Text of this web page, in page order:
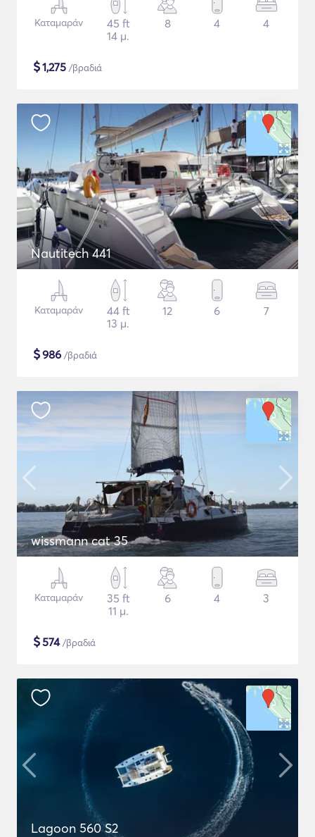
Καταμαράν
45 ft
14 μ.
8 4 4
$1,275 /βραδιά
Nautitech 441
Καταμαράν
44 ft
13 μ.
12 6 7
$986 /βραδιά
wissmann cat 35
Καταμαράν
35 ft
11 μ.
6 4 3
$574/βραδιά
Lagoon 560 S2